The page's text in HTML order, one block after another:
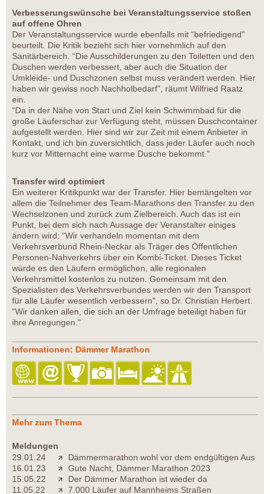
Verbesserungswünsche bei Veranstaltungsservice stoßen
auf offene Ohren
Der Veranstaltungsservice wurde ebenfalls mit “befriedigend"
beurteilt. Die Kritik bezieht sich hier vornehmlich auf den
Sanitärbereich. “Die Ausschilderungen zu den Toiletten und den
Duschen werden verbessert, aber auch die Situation der
Umkleide- und Duschzonen selbst muss verändert werden. Hier
haben wir gewiss noch Nachholbedarf", räumt Wilfried Raatz
ein.
“Da in der Nähe von Start und Ziel kein Schwimmbad für die
große Läuferschar zur Verfügung steht, müssen Duschcontainer
aufgestellt werden. Hier sind wir zur Zeit mit einem Anbieter in
Kontakt, und ich bin zuversichtlich, dass jeder Läufer auch noch
kurz vor Mitternacht eine warme Dusche bekommt."
Transfer wird optimiert
Ein weiterer Kritikpunkt war der Transfer. Hier bemängelten vor
allem die Teilnehmer des Team-Marathons den Transfer zu den
Wechselzonen und zurück zum Zielbereich. Auch das ist ein
Punkt, bei dem sich nach Aussage der Veranstalter einiges
ändern wird: “Wir verhandeln momentan mit dem
Verkehrsverbund Rhein-Neckar als Träger des Öffentlichen
Personen-Nahverkehrs über ein Kombi-Ticket. Dieses Ticket
würde es den Läufern ermöglichen, alle regionalen
Verkehrsmittel kostenlos zu nutzen. Gemeinsam mit den
Spezialisten des Verkehrsverbundes werden wir den Transport
für alle Läufer wesentlich verbessern", so Dr. Christian Herbert.
“Wir danken allen, die sich an der Umfrage beteiligt haben für
ihre Anregungen."
Informationen: Dämmer Marathon
Mehr zum Thema
Meldungen
29.01.24
Dämmermarathon wohl vor dem endgültigen Aus
16.01.23
Gute Nacht, Dämmer Marathon 2023
15.05.22
Der Dämmer Marathon ist wieder da
11.05.22
7.000 Läufer auf Mannheims Straßen